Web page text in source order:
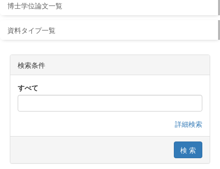
博士学位論文一覧
資料タイプ一覧
検索条件
すべて
詳細検索